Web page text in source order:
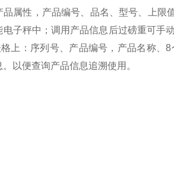
品属性，产品编号、品名、型号、上限
电子秤中；调用产品信息后过磅重可手
格上：序列号、产品编号，产品名称、
以便查询产品信息追溯使用。